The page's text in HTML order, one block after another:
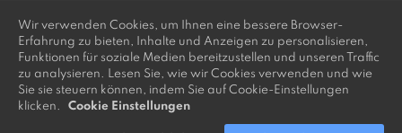
Wir verwenden Cookies, um Ihnen eine bessere Browser-
Erfahrung zu bieten, Inhalte und Anzeigen zu personalisieren,
Funktionen für soziale Medien bereitzustellen und unseren Traffic
zu analysieren. Lesen Sie, wie wir Cookies verwenden und wie
Sie sie steuern können, indem Sie auf Cookie-Einstellungen
klicken.
Cookie Einstellungen